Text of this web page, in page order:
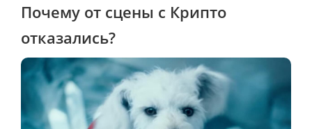
Почему от сцены с Крипто
отказались?